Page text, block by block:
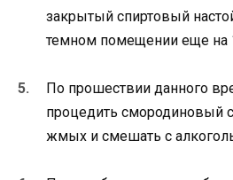
закрытый спиртовый
темном помещении еще на
По прошествии данного
процедить смородиновый
жмых и смешать с